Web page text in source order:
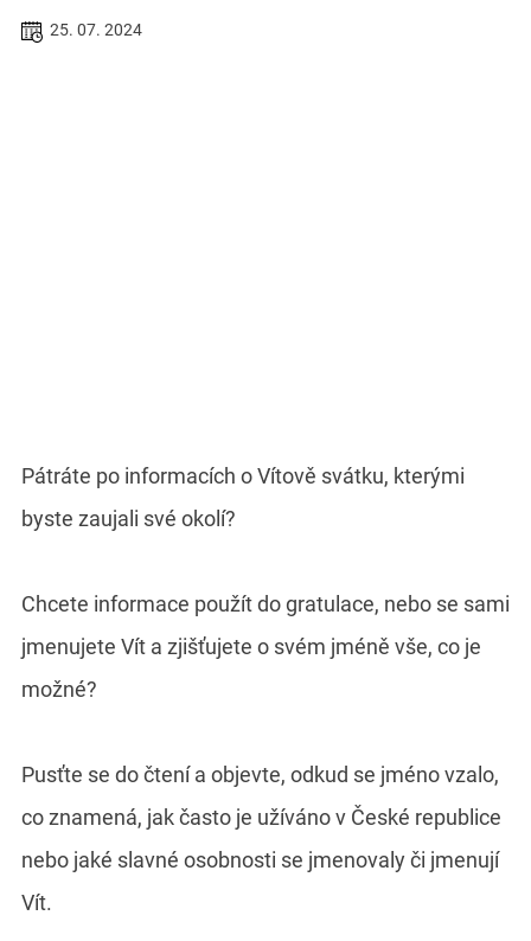
25. 07. 2024
Pátráte po informacích o Vítově svátku, kterými
byste zaujali své okolí?
Chcete informace použít do gratulace, nebo se sami
jmenujete Vít a zjišťujete o svém jméně vše, co je
možné?
Pusťte se do čtení a objevte, odkud se jméno vzalo,
co znamená, jak často je užíváno v České republice
nebo jaké slavné osobnosti se jmenovaly či jmenují
Vít.